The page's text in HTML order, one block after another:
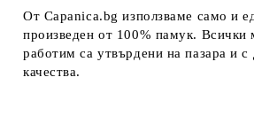
От Capanica.bg използваме само и
произведен от 100% памук. Всички
работим са утвърдени на пазара и с
качества.